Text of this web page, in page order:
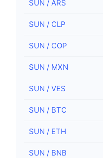
SUN / ARS
SUN / CLP
SUN / COP
SUN / MXN
SUN / VES
SUN / BTC
SUN / ETH
SUN / BNB